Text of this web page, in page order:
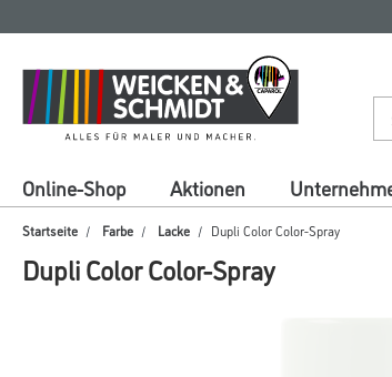
springen
springen
Online-Shop Aktionen
Startseite Farbe Lacke Dupli Color Color-Spray
Dupli Color Color-Spray